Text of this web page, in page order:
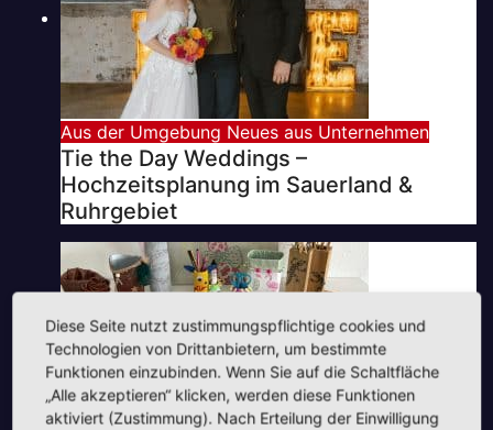
Aus der Umgebung Neues aus Unternehmen
Tie the Day Weddings –
Hochzeitsplanung im Sauerland &
Ruhrgebiet
Diese Seite nutzt zustimmungspflichtige cookies und
Technologien von Drittanbietern, um bestimmte
Funktionen einzubinden. Wenn Sie auf die Schaltfläche
„Alle akzeptieren“ klicken, werden diese Funktionen
aktiviert (Zustimmung). Nach Erteilung der Einwilligung